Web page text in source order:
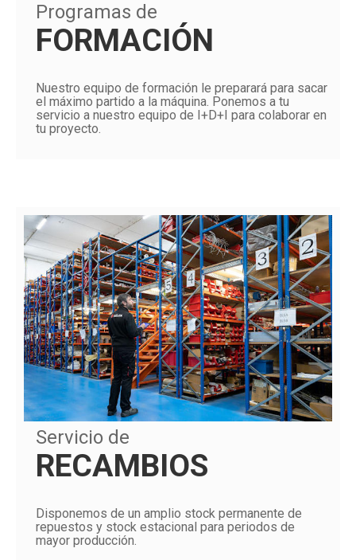
Programas de
FORMACIÓN
Nuestro equipo de formación le preparará para sacar
el máximo partido a la máquina. Ponemos a tu
servicio a nuestro equipo de I+D+I para colaborar en
tu proyecto.
Servicio de
RECAMBIOS
Disponemos de un amplio stock permanente de
repuestos y stock estacional para periodos de
mayor producción.